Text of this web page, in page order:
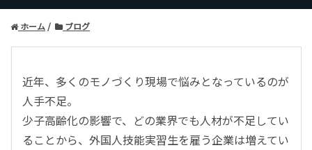
ホーム ブログ
近年、多くのモノづくり現場で悩みとなっているのが
人手不足。
少子高齢化の影響で、どの業界でも人材が不足してい
ることから、外国人技能実習生を雇う企業は増えてい